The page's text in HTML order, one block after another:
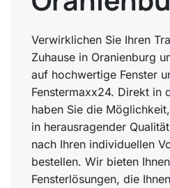
Verwirklichen Sie Ihren
Zuhause in Oranienburg
auf hochwertige Fenster
Fenstermaxx24. Direkt in
haben Sie die
in herausragender
nach Ihren individuellen
bestellen. Wir bieten
Fensterlösungen, die